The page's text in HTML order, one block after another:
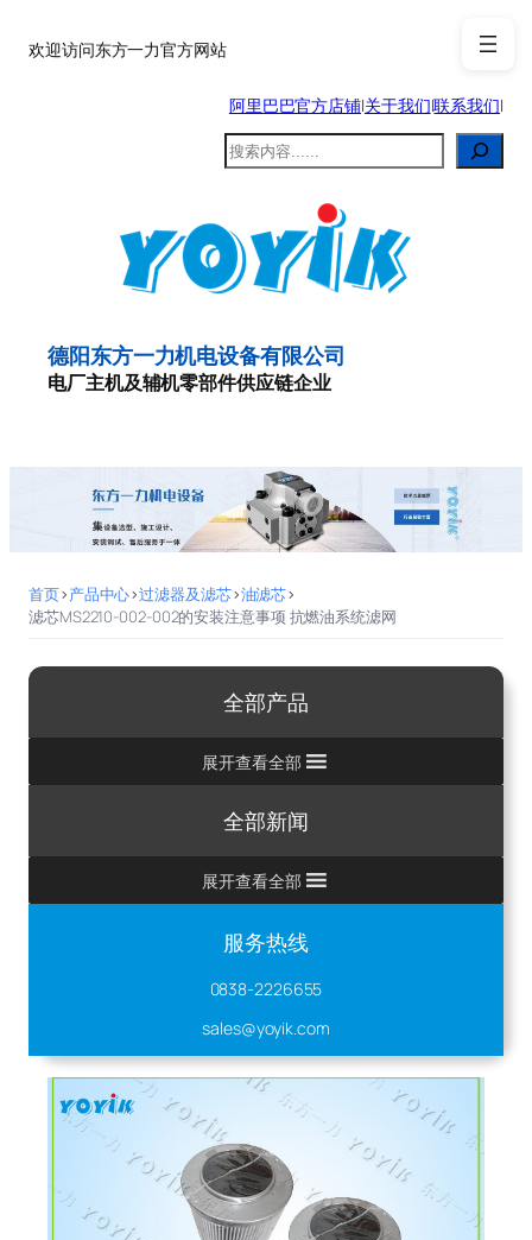
至欢迎访问东方一力官方网站
阿里巴巴官方店铺|关于我们|联系我们|
搜
索
德阳东方一力机电设备有限公司
电厂主机及辅机零部件供应链企业
首页>产品中心>过滤器及滤芯>油滤芯>
滤芯MS2210-002-002的安装注意事项 抗燃油系统滤网
全部产品
展开查看全部
全部新闻
展开查看全部
服务热线
0838-2226655
sales@yoyik.com